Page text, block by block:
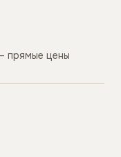
прямые цены